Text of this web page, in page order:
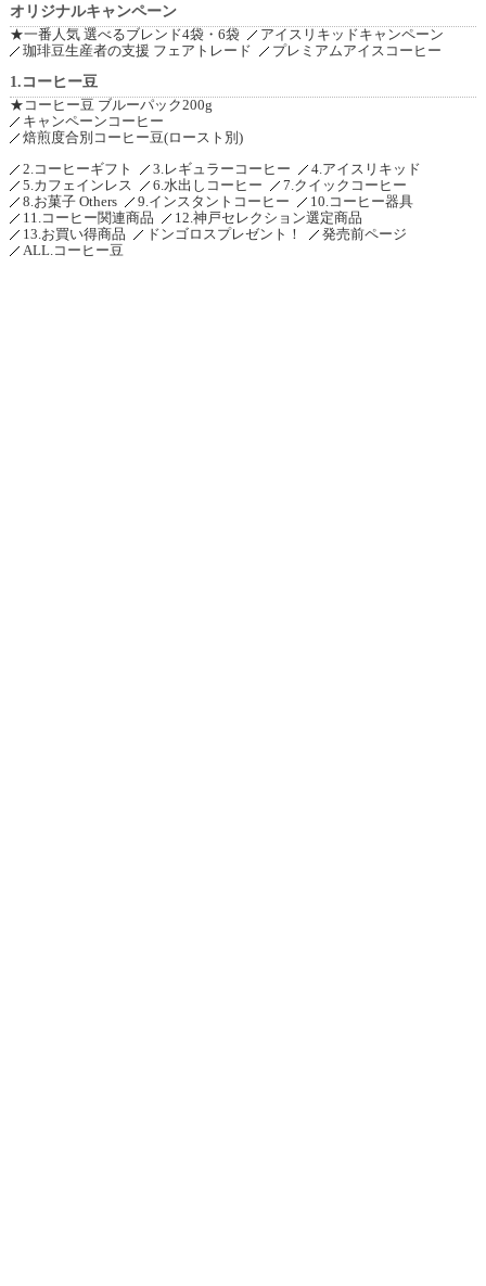
オリジナルキャンペーン
★一番人気 選べるブレンド4袋・6袋
アイスリキッドキャンペーン
珈琲豆生産者の支援 フェアトレード
プレミアムアイスコーヒー
1.コーヒー豆
★コーヒー豆 ブルーパック200g
キャンペーンコーヒー
焙煎度合別コーヒー豆(ロースト別)
2.コーヒーギフト
3.レギュラーコーヒー
4.アイスリキッド
5.カフェインレス
6.水出しコーヒー
7.クイックコーヒー
8.お菓子 Others
9.インスタントコーヒー
10.コーヒー器具
11.コーヒー関連商品
12.神戸セレクション選定商品
13.お買い得商品
ドンゴロスプレゼント！
発売前ページ
ALL.コーヒー豆